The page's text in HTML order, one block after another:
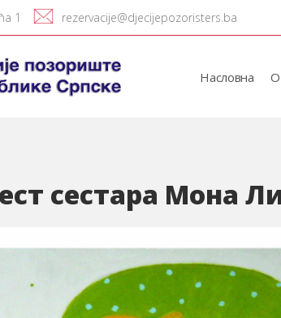
1 rezervacije@djecijepozoristers.ba
Насловна О
сестара Мона